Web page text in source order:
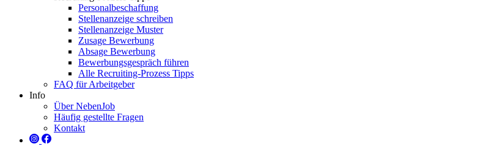
Personalbeschaffung
Stellenanzeige schreiben
Stellenanzeige Muster
Zusage Bewerbung
Absage Bewerbung
Bewerbungsgespräch führen
Alle Recruiting-Prozess Tipps
FAQ für Arbeitgeber
Info
Über NebenJob
Häufig gestellte Fragen
Kontakt